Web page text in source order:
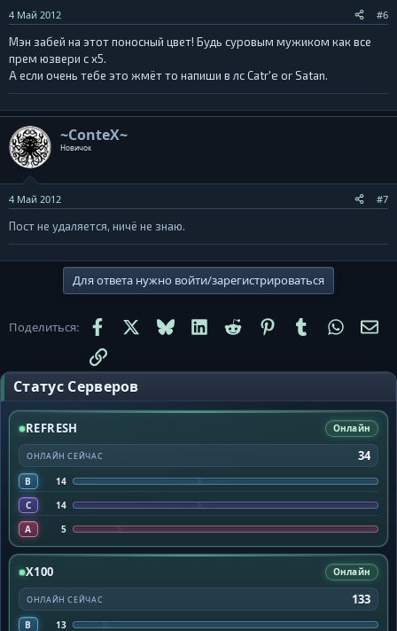
4 Май 2012 #6
Мэн забей на этот поносный цвет! Будь суровым мужиком как все
прем юзвери с х5.
А если очень тебе это жмёт то напиши в лс Catr'e or Satan.
~ConteX~
Новичок
4 Май 2012 #7
Пост не удаляется, ничё не знаю.
Для ответа нужно войти/зарегистрироваться
Поделиться: Facebook Bluesky LinkedIn
Reddit PinterestTumblr
Ссылка
Статус Серверов
REFRESH Онлайн
ОНЛАЙН СЕЙЧАС 34
B
14
C
14
A
5
X100 Онлайн
ОНЛАЙН СЕЙЧАС 133
B
13